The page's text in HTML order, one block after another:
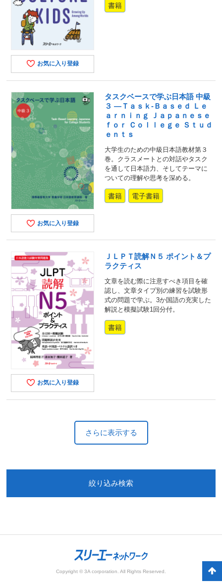
お気に入り登録
書籍
お気に入り登録
タスクベースで学ぶ日本語 中級
３ ―Ｔａｓｋ‐Ｂａｓｅｄ Ｌｅ
ａｒｎｉｎｇ Ｊａｐａｎｅｓｅ
ｆｏｒ Ｃｏｌｌｅｇｅ Ｓｔｕｄ
ｅｎｔｓ
大学生のための中級日本語教材第３
巻。クラスメートとの対話やタスク
を通して日本語力、そしてテーマに
ついての理解や思考を深める。
書籍 電子書籍
お気に入り登録
ＪＬＰＴ読解Ｎ５ ポイント＆プ
ラクティス
文章を読む際に注意すべき項目を確
認し、文章タイプ別の練習を試験形
式の問題で学ぶ。3か国語の充実した
解説と模擬試験1回分付。
書籍
さらに表示する
絞り込み検索
Copyright © 3A corporation. All Rights Reserved.